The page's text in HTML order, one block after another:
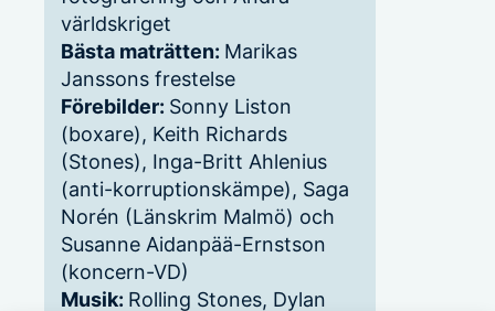
världskriget
Bästa maträtten: Marikas
Janssons frestelse
Förebilder: Sonny Liston
(boxare), Keith Richards
(Stones), Inga-Britt Ahlenius
(anti-korruptionskämpe), Saga
Norén (Länskrim Malmö) och
Susanne Aidanpää-Ernstson
(koncern-VD)
Musik: Rolling Stones, Dylan